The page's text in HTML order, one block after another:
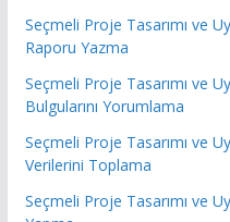
Seçmeli Proje Tasarımı ve
Raporu Yazma
Seçmeli Proje Tasarımı ve
Bulgularını Yorumlama
Seçmeli Proje Tasarımı ve
Verilerini Toplama
Seçmeli Proje Tasarımı ve